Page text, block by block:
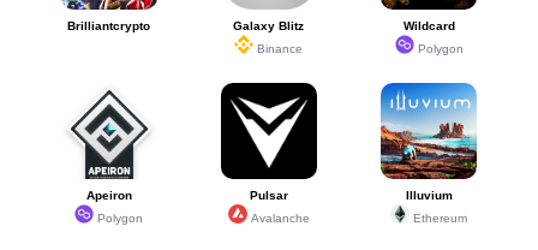
Brilliantcrypto
Galaxy Blitz
Binance
Wildcard
Polygon
Apeiron
Polygon
Pulsar
Avalanche
Illuvium
Ethereum